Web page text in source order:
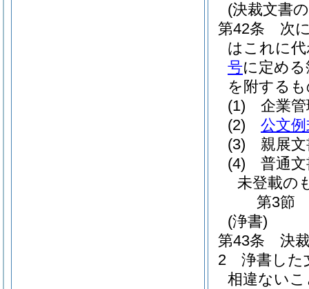
(決裁文書
第42条
次
はこれに
号に定め
を附する
(1)
企業
(2)
公文
(3)
親展
(4)
普通
未登載の
第3節
(浄書)
第43条
決
2
浄書した
相違ない